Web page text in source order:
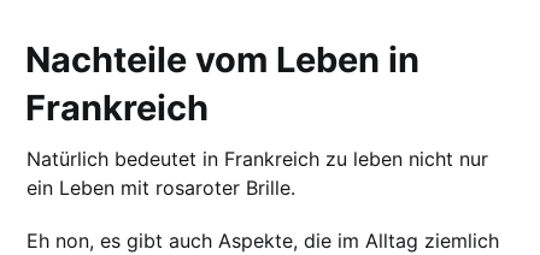
Nachteile vom Leben in
Frankreich
Natürlich bedeutet in Frankreich zu leben nicht nur
ein Leben mit rosaroter Brille.
Eh non, es gibt auch Aspekte, die im Alltag ziemlich